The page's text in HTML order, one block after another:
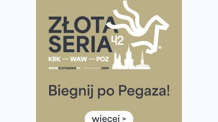
Ponad 12 tysięcy uczestników pobiegło dla Bohaterów!
Tętno vs tempo – czym kierować się w bieganiu?
Co ma dużo białka? Produkty, które warto włączyć do
Rozbiegany Olsztyn szykuje się na weekend z
Już w tę sobotę 35. Bieg Powstania Warszawskiego.
Wystartuje rekordowa liczba uczestników